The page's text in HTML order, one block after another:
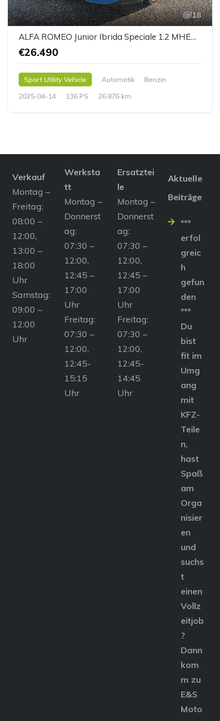
18
ALFA ROMEO Junior Ibrida Speciale 1.2 MHEV e-DCT 6
€26.490
Sport Utility Vehicle Automatik
Benzin
2025-04-14
136 PS 26.876 km
Verkauf
Montag –
Freitag:
08:00 –
12:00,
13:00 –
18:00
Uhr
Samstag:
09:00 –
12:00
Uhr
Werksta
tt
Montag –
Donnerst
ag:
07:30 –
12:00,
12:45 –
17:00
Uhr
Freitag:
07:30 –
12:00,
12:45-
15:15
Uhr
Ersatztei
le
Montag –
Donnerst
ag:
07:30 –
12:00,
12:45 –
17:00
Uhr
Freitag:
07:30 –
12:00,
12:45-
14:45
Uhr
Aktuelle
Beiträge
***
erfol
greic
h
gefun
den
***
Du
bist
fit im
Umg
ang
mit
KFZ-
Teile
n,
hast
Spaß
am
Orga
nisier
en
und
suchs
t
einen
Vollz
eitjob
?
Dann
kom
m zu
E&S
Moto